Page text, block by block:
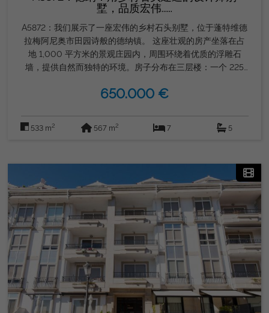
墅，品质宏伟......
A5872：我们展示了一座宏伟的乡村石头别墅，位于蓬特维德
拉梅阿尼奥市田园诗般的德纳镇。 这座壮观的房产坐落在占
地 1,000 平方米的景观庄园内，周围环绕着优质的浮雕石
墙，提供自然而独特的环境。房子分布在三层楼：一个 225
253 平方米的住房，您可以在这里享受舒适且精心设计的空间;
筑面积为 1998 平方米，以其质量和设计而著称。不要错过参
650.000 €
533 m2 567 m2 7 5